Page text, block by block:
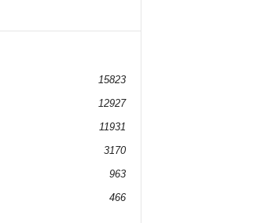
15823
12927
11931
3170
963
466